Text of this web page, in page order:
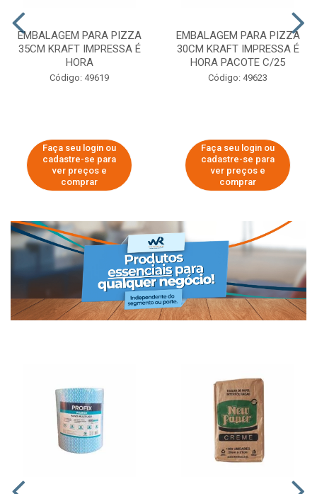
EMBALAGEM PARA PIZZA
35CM KRAFT IMPRESSA É
HORA
Código: 49619
Faça seu login ou
cadastre-se para
ver preços e
comprar
EMBALAGEM PARA PIZZA
30CM KRAFT IMPRESSA É
HORA PACOTE C/25
Código: 49623
Faça seu login ou
cadastre-se para
ver preços e
comprar